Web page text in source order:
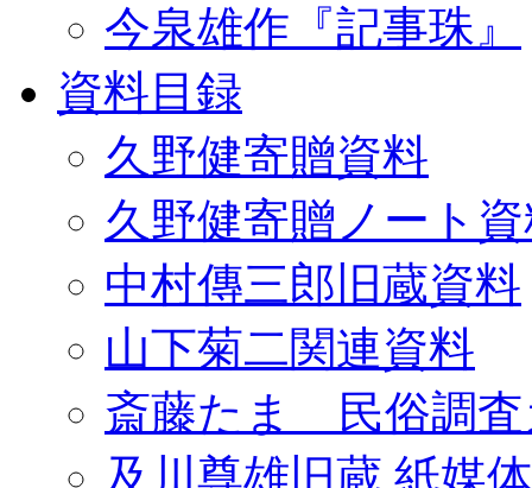
今泉雄作『記事珠』
資料目録
久野健寄贈資料
久野健寄贈ノート
中村傳三郎旧蔵資料
山下菊二関連資料
斎藤たま 民俗調査
及川尊雄旧蔵 紙媒